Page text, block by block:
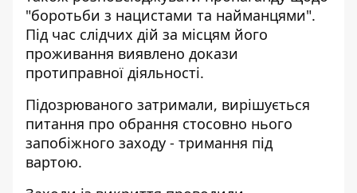
"боротьби з нацистами та найманцями".
Під час слідчих дій за місцям його
проживання виявлено докази
протиправної діяльності.
Підозрюваного затримали, вирішується
питання про обрання стосовно нього
запобіжного заходу - тримання під
вартою.